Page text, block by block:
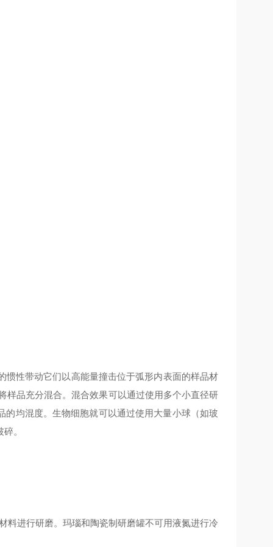
性带动它们以高能量撞击位于弧形内表面的样品材
样品充分混合。混合效果可以通过使用多个小直径研
均混度。生物细胞就可以通过使用大量小球（如玻
。
料进行研磨。玛瑙和陶瓷制研磨罐不可用液氮进行冷